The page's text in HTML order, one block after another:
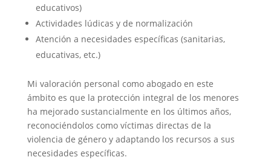
educativos)
Actividades lúdicas y de normalización
Atención a necesidades específicas (sanitarias,
educativas, etc.)
Mi valoración personal como abogado en este
ámbito es que la protección integral de los menores
ha mejorado sustancialmente en los últimos años,
reconociéndolos como víctimas directas de la
violencia de género y adaptando los recursos a sus
necesidades específicas.